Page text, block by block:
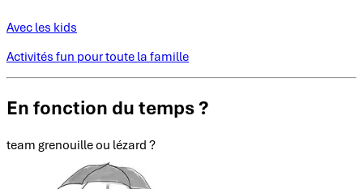
Avec les kids
Activités fun pour toute la famille
En fonction du temps ?
team grenouille ou lézard ?